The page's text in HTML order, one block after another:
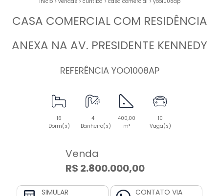
CASA COMERCIAL COM RESIDÊNCIA
ANEXA NA AV. PRESIDENTE KENNEDY
REFERÊNCIA YOO1008AP
16
Dorm(s)
4
Banheiro(s)
400,00
m²
10
Vaga(s)
Venda
R$ 2.800.000,00
SIMULAR
CONTATO VIA